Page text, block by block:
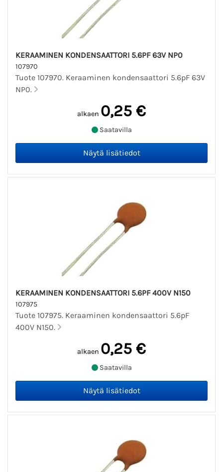
KERAAMINEN KONDENSAATTORI 5.6PF 63V NP0
107970
Tuote 107970. Keraaminen kondensaattori 5.6pF 63V
NP0.
alkaen 0,25 €
Saatavilla
KERAAMINEN KONDENSAATTORI 5.6PF 400V N150
107975
Tuote 107975. Keraaminen kondensaattori 5.6pF
400V N150.
alkaen 0,25 €
Saatavilla